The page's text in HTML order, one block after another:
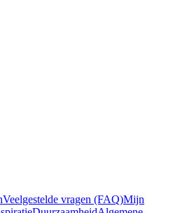
Veelgestelde vragen (FAQ)Mijn